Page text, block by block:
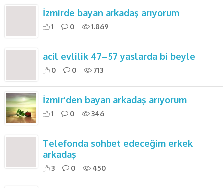
İzmirde bayan arkadaş arıyorum
1 0 1.869
acil evlilik 47–57 yaslarda bi beyle
0 0 713
İzmir’den bayan arkadaş arıyorum
1 0 346
Telefonda sohbet edeceğim erkek
arkadaş
3 0 450